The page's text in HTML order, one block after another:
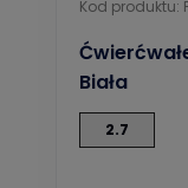
Kod produktu:
Biała
2.7